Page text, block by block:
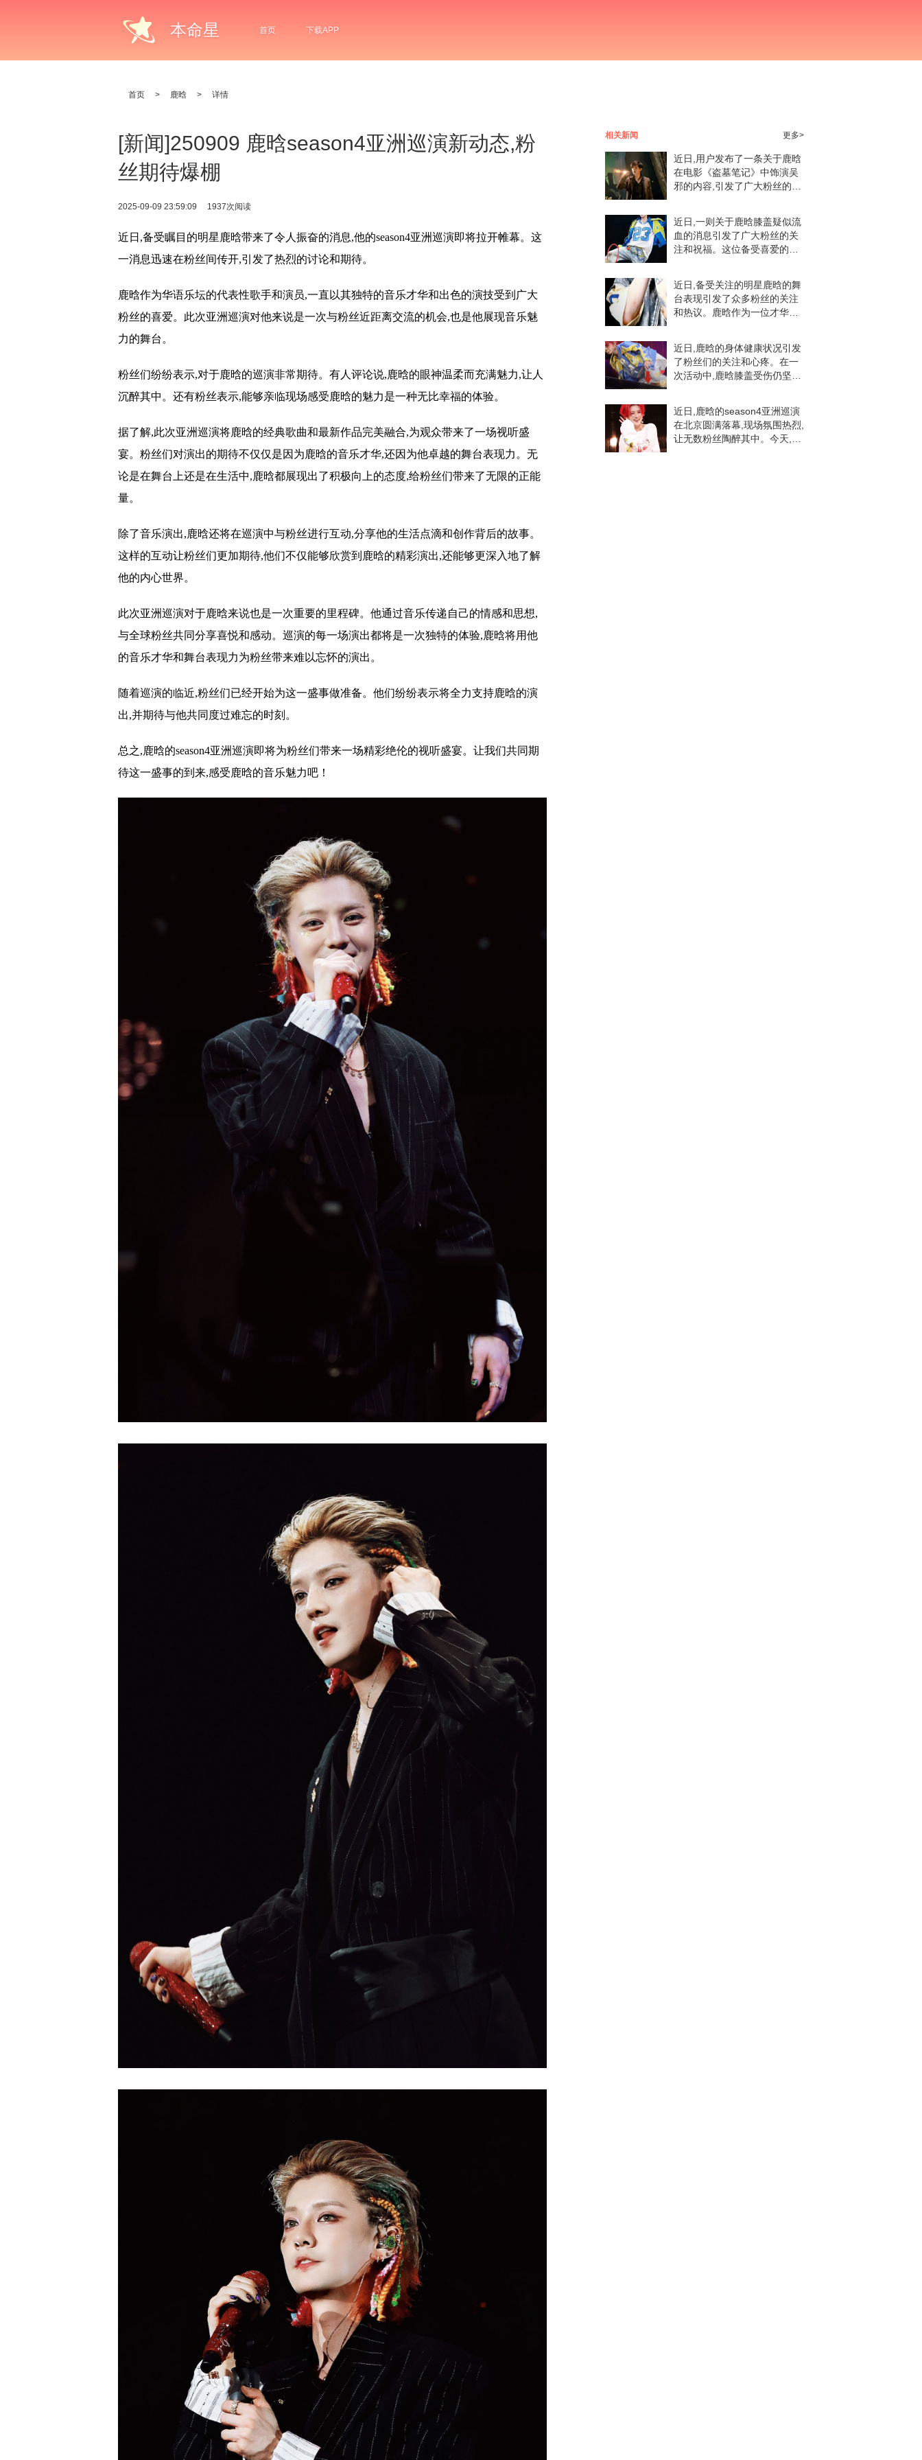
本命星 首页 下载APP
首页 > 鹿晗 > 详情
[新闻]250909 鹿晗season4亚洲巡演新动态,粉
丝期待爆棚
2025-09-09 23:59:09 1937次阅读
近日,备受瞩目的明星鹿晗带来了令人振奋的消息,他的season4亚洲巡演即将拉开帷幕。这
一消息迅速在粉丝间传开,引发了热烈的讨论和期待。
鹿晗作为华语乐坛的代表性歌手和演员,一直以其独特的音乐才华和出色的演技受到广大
粉丝的喜爱。此次亚洲巡演对他来说是一次与粉丝近距离交流的机会,也是他展现音乐魅
力的舞台。
粉丝们纷纷表示,对于鹿晗的巡演非常期待。有人评论说,鹿晗的眼神温柔而充满魅力,让人
沉醉其中。还有粉丝表示,能够亲临现场感受鹿晗的魅力是一种无比幸福的体验。
据了解,此次亚洲巡演将鹿晗的经典歌曲和最新作品完美融合,为观众带来了一场视听盛
宴。粉丝们对演出的期待不仅仅是因为鹿晗的音乐才华,还因为他卓越的舞台表现力。无
论是在舞台上还是在生活中,鹿晗都展现出了积极向上的态度,给粉丝们带来了无限的正能
量。
除了音乐演出,鹿晗还将在巡演中与粉丝进行互动,分享他的生活点滴和创作背后的故事。
这样的互动让粉丝们更加期待,他们不仅能够欣赏到鹿晗的精彩演出,还能够更深入地了解
他的内心世界。
此次亚洲巡演对于鹿晗来说也是一次重要的里程碑。他通过音乐传递自己的情感和思想,
与全球粉丝共同分享喜悦和感动。巡演的每一场演出都将是一次独特的体验,鹿晗将用他
的音乐才华和舞台表现力为粉丝带来难以忘怀的演出。
随着巡演的临近,粉丝们已经开始为这一盛事做准备。他们纷纷表示将全力支持鹿晗的演
出,并期待与他共同度过难忘的时刻。
总之,鹿晗的season4亚洲巡演即将为粉丝们带来一场精彩绝伦的视听盛宴。让我们共同期
待这一盛事的到来,感受鹿晗的音乐魅力吧！
相关新闻 更多>
近日,用户发布了一条关于鹿晗
在电影《盗墓笔记》中饰演吴
邪的内容,引发了广大粉丝的热
更深刻的认识。在电影《盗墓
笔记》中,鹿晗所饰
近日,一则关于鹿晗膝盖疑似流
血的消息引发了广大粉丝的关
注和祝福。这位备受喜爱的明
有些不适,鹿晗依然坚持完成了
演出,展现了他对
近日,备受关注的明星鹿晗的舞
台表现引发了众多粉丝的关注
和热议。鹿晗作为一位才华横
却鲜为人知。鹿晗的舞台表现
一直备受称赞,他的
近日,鹿晗的身体健康状况引发
了粉丝们的关注和心疼。在一
次活动中,鹿晗膝盖受伤仍坚持
关注他的健康状况,呼吁他注意
身体健康。视频中
近日,鹿晗的season4亚洲巡演
在北京圆满落幕,现场氛围热烈,
让无数粉丝陶醉其中。今天,我